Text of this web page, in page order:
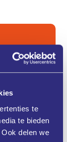
te
te bieden
delen we
de
te